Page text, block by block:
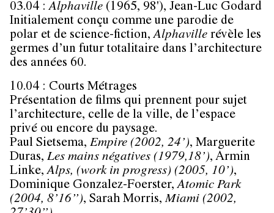
03.04 :Alphaville (1965, 98'), Jean-Luc Godard
Initialement conçu comme une parodie de
polar et de science-fiction,Alphaville révèle les
germes d’un futur totalitaire dans l’architecture
des années 60.
10.04 : Courts Métrages
Présentation de films qui prennent pour sujet
l’architecture, celle de la ville, de l’espace
privé ou encore du paysage.
Paul Sietsema, Empire (2002, 24’), Marguerite
Duras, Les mains négatives (1979,18’), Armin
Linke,Alps, (work in progress) (2005, 10’),
Dominique Gonzalez-Foerster,Atomic Park
(2004, 8’16’’), Sarah Morris,Miami (2002,